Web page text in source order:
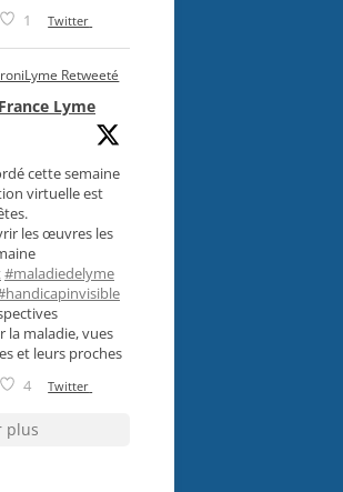
1 Twitter
Retweeté
Lyme
cette semaine
virtuelle est
les œuvres les
#maladiedelyme
la maladie, vues
et leurs proches
4 Twitter
plus